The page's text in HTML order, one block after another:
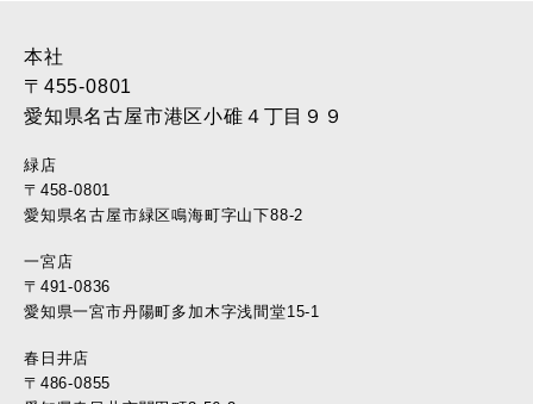
2016年12月 (37)
2016年11月 (39)
2016年10月 (37)
2016年8月 (30)
2016年7月 (40)
2016年5月 (34)
2016年4月 (35)
2016年3月 (17)
2016年2月 (22)
2016年1月 (10)
本社
〒455-0801
愛知県名古屋市港区小碓４丁目９９
緑店
〒458-0801
愛知県名古屋市緑区鳴海町字山下88-2
一宮店
〒491-0836
愛知県一宮市丹陽町多加木字浅間堂15-1
春日井店
〒486-0855